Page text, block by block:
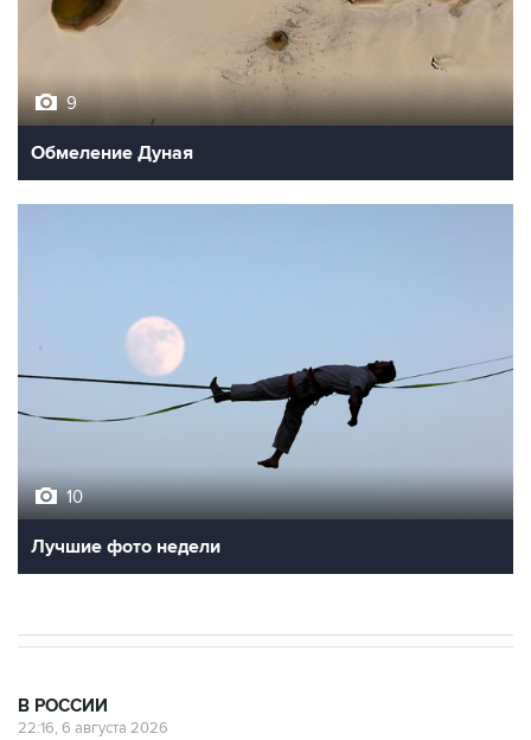
9
Обмеление Дуная
10
Лучшие фото недели
В РОССИИ
22:16, 6 августа 2026